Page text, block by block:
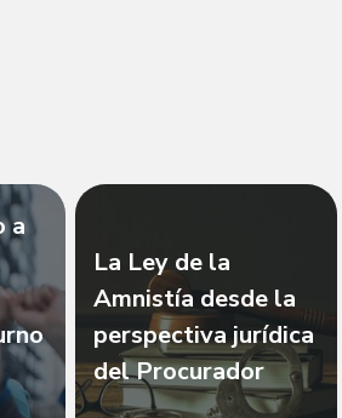
a
La Ley de la
Amnistía desde la
perspectiva jurídica
del Procurador